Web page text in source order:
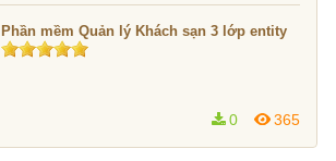
Phần mềm Quản lý Khách sạn 3 lớp entity
365
0